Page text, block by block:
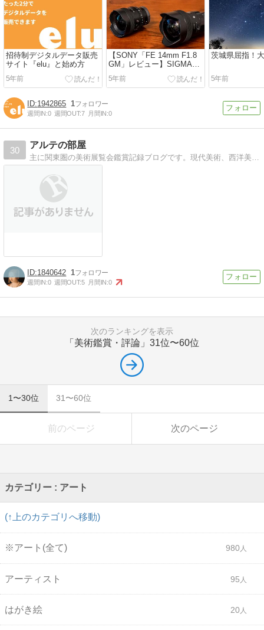
招待制デジタルデータ販売
サイト『elu』と始め方
5年前
【SONY「FE 14mm F1.8
GM」レビュー】SIGMA
14mm F1.8 DG HSM との
星空撮影比較
5年前
茨城県屈指！
5年前
1942865 1
週間IN:0 週間OUT:7 月間IN:0
30
アルテの部屋
1840642 1
週間IN:0 週間OUT:5 月間IN:0
次のランキングを表示
「美術鑑賞・評論」 31位〜60位
1〜30位 31〜60位
前のページ 次のページ
カテゴリー : アート
(↑上のカテゴリへ移動)
※アート(全て) 980
アーティスト 95
はがき絵 20